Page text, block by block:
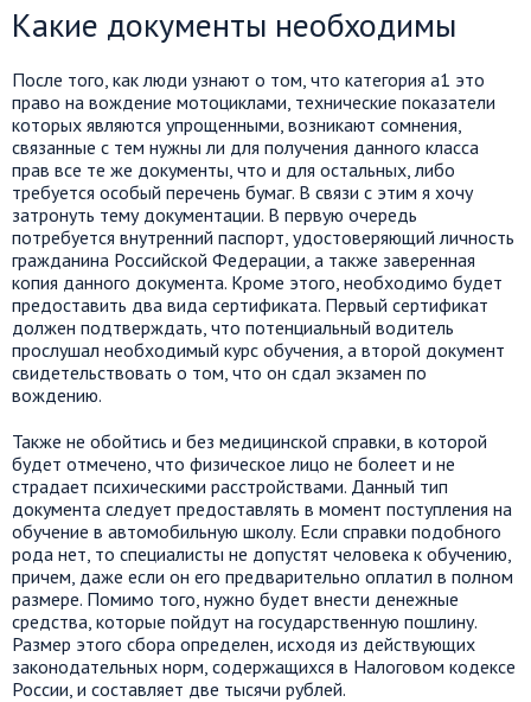
Какие документы необходимы
После того, как люди узнают о том, что категория а1 это
право на вождение мотоциклами, технические показатели
которых являются упрощенными, возникают сомнения,
связанные с тем нужны ли для получения данного класса
прав все те же документы, что и для остальных, либо
требуется особый перечень бумаг. В связи с этим я хочу
затронуть тему документации. В первую очередь
потребуется внутренний паспорт, удостоверяющий личность
гражданина Российской Федерации, а также заверенная
копия данного документа. Кроме этого, необходимо будет
предоставить два вида сертификата. Первый сертификат
должен подтверждать, что потенциальный водитель
прослушал необходимый курс обучения, а второй документ
свидетельствовать о том, что он сдал экзамен по
вождению.
Также не обойтись и без медицинской справки, в которой
будет отмечено, что физическое лицо не болеет и не
страдает психическими расстройствами. Данный тип
документа следует предоставлять в момент поступления на
обучение в автомобильную школу. Если справки подобного
рода нет, то специалисты не допустят человека к обучению,
причем, даже если он его предварительно оплатил в полном
размере. Помимо того, нужно будет внести денежные
средства, которые пойдут на государственную пошлину.
Размер этого сбора определен, исходя из действующих
законодательных норм, содержащихся в Налоговом кодексе
России, и составляет две тысячи рублей.